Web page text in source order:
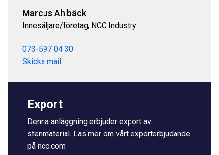
Marcus Ahlbäck
Innesäljare/företag, NCC Industry
073-597 04 30
Skicka mail
Export
Denna anläggning erbjuder export av
stenmaterial. Läs mer om vårt exporterbjudande
på ncc.com.